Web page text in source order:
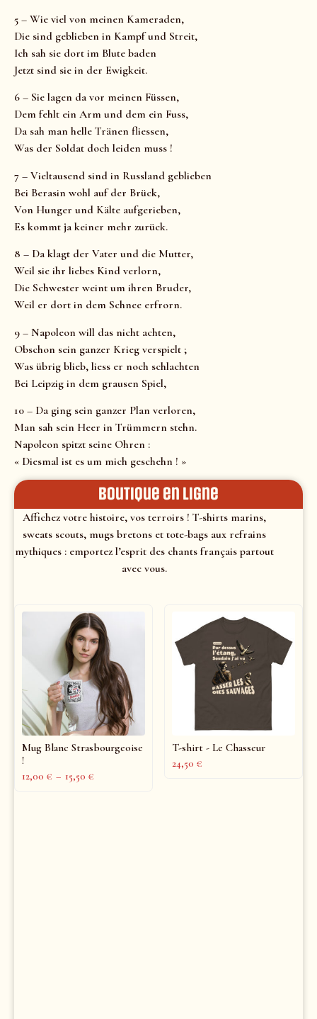
5 – Wie viel von meinen Kameraden,
Die sind geblieben in Kampf und Streit,
Ich sah sie dort im Blute baden
Jetzt sind sie in der Ewigkeit.
6 – Sie lagen da vor meinen Füssen,
Dem fehlt ein Arm und dem ein Fuss,
Da sah man helle Tränen fliessen,
Was der Soldat doch leiden muss !
7 – Vieltausend sind in Russland geblieben
Bei Berasin wohl auf der Brück,
Von Hunger und Kälte aufgerieben,
Es kommt ja keiner mehr zurück.
8 – Da klagt der Vater und die Mutter,
Weil sie ihr liebes Kind verlorn,
Die Schwester weint um ihren Bruder,
Weil er dort in dem Schnee erfrorn.
9 – Napoleon will das nicht achten,
Obschon sein ganzer Krieg verspielt ;
Was übrig blieb, liess er noch schlachten
Bei Leipzig in dem grausen Spiel,
10 – Da ging sein ganzer Plan verloren,
Man sah sein Heer in Trümmern stehn.
Napoleon spitzt seine Ohren :
« Diesmal ist es um mich geschehn ! »
Boutique en ligne
Affichez votre histoire, vos terroirs ! T-shirts marins,
sweats scouts, mugs bretons et tote-bags aux refrains
mythiques : emportez l’esprit des chants français partout
avec vous.
Mug Blanc Strasbourgeoise
!
12,00 € – 15,50 €
T-shirt - Le Chasseur
24,50 €